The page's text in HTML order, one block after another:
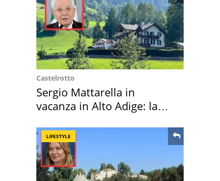
Castelrotto
Sergio Mattarella in
vacanza in Alto Adige: la
LIFESTYLE